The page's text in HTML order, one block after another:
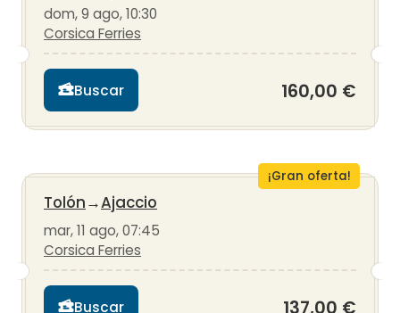
dom, 9 ago, 10:30
Corsica Ferries
Buscar 160,00 €
¡Gran oferta!
Tolón→Ajaccio
mar, 11 ago, 07:45
Corsica Ferries
Buscar